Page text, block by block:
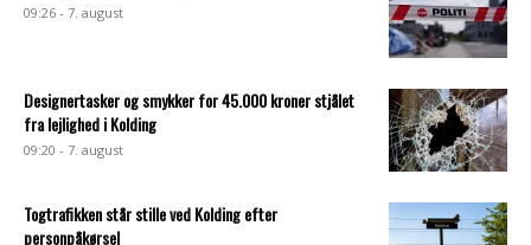
09:26 - 7. august
Designertasker og smykker for 45.000 kroner stjålet
fra lejlighed i Kolding
09:20 - 7. august
Togtrafikken står stille ved Kolding efter
personpåkørsel